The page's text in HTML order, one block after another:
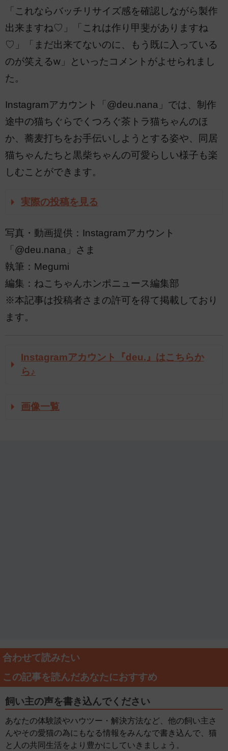
「これならバッチリサイズ感を確認しながら製作
出来ますね♡」「これは作り甲斐がありますね
♡」「まだ出来てないのに、もう既に入っている
のが笑えるw」といったコメントがよせられまし
た。
Instagramアカウント「@deu.nana」では、制作
途中の猫ちぐらでくつろぐ茶トラ猫ちゃんのほ
か、蕎麦打ちをお手伝いしようとする姿や、同居
猫ちゃんたちと黒柴ちゃんの可愛らしい様子も楽
しむことができます。
実際の投稿を見る
写真・動画提供：Instagramアカウント
「@deu.nana」さま
執筆：Megumi
編集：ねこちゃんホンポニュース編集部
※本記事は投稿者さまの許可を得て掲載しており
ます。
Instagramアカウント『deu.』はこちらか
ら♪
画像一覧
合わせて読みたい
この記事を読んだあなたにおすすめ
飼い主の声を書き込んでください
あなたの体験談やハウツー・解決方法など、他の飼い主さ
んやその愛猫の為にもなる情報をみんなで書き込んで、猫
と人の共同生活をより豊かにしていきましょう。